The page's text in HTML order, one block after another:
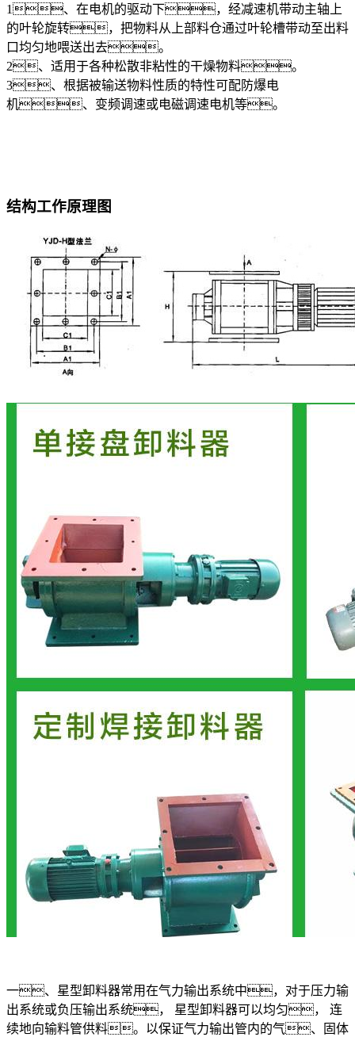
1、在电机的驱动下，经减速机带动主轴上
的叶轮旋转，把物料从上部料仓通过叶轮槽带动至出料
口均匀地喂送出去。
2、适用于各种松散非粘性的干燥物料。
3、根据被输送物料性质的特性可配防爆电
机、变频调速或电磁调速电机等。
结构工作原理图
一、星型卸料器常用在气力输出系统中，对于压力输
出系统或负压输出系统， 星型卸料器可以均匀， 连
续地向输料管供料。以保证气力输出管内的气、固体